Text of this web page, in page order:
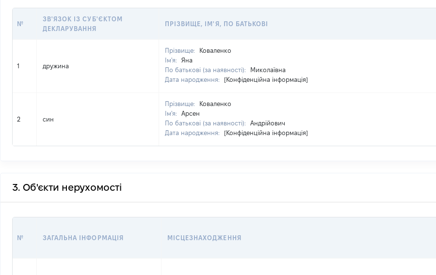
№
ЗВ'ЯЗОК ІЗ СУБ'ЄКТОМ
ДЕКЛАРУВАННЯ
ПРІЗВИЩЕ, ІМ'Я, ПО БАТЬКОВІ
1 дружина
Прізвище:
Коваленко
Ім'я:
Яна
По батькові (за наявності):
Миколаївна
Дата народження:
[Конфіденційна інформація]
2 син
Прізвище:
Коваленко
Ім'я:
Арсен
По батькові (за наявності):
Андрійович
Дата народження:
[Конфіденційна інформація]
3. Об'єкти нерухомості
№ ЗАГАЛЬНА ІНФОРМАЦІЯ МІСЦЕЗНАХОДЖЕННЯ